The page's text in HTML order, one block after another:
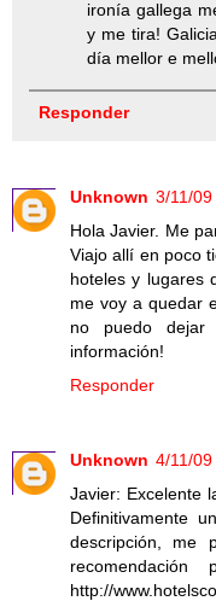
ironía gallega
y me tira!
día mellor e
Responder
Unknown 3/11/09
Hola Javier. Me
Viajo allí en poco
hoteles y lugares
me voy a quedar
no puedo dejar
información!
Responder
Unknown 4/11/09
Javier: Excelente
Definitivamente
descripción, me
http://